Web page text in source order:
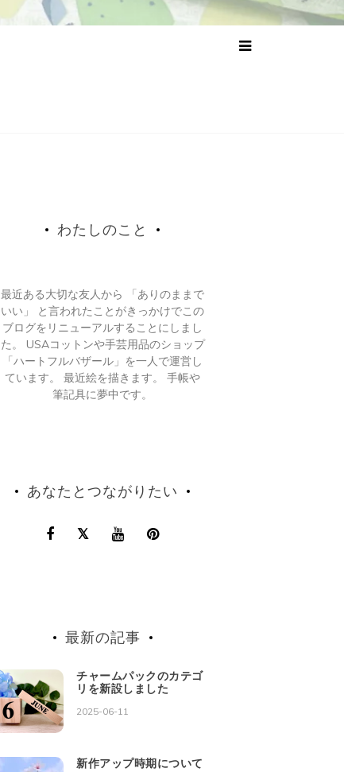
わたしのこと
最近ある大切な友人から 「ありのままで
いい」 と言われたことがきっかけでこの
ブログをリニューアルすることにしまし
た。 USAコットンや手芸用品のショップ
「ハートフルバザール」を一人で運営し
ています。 最近絵を描きます。 手帳や
筆記具に夢中です。
あなたとつながりたい
最新の記事
チャームパックのカテゴ
リを新設しました
2025-06-11
新作アップ時期について